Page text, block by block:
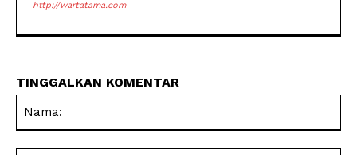
http://wartatama.com
TINGGALKAN KOMENTAR